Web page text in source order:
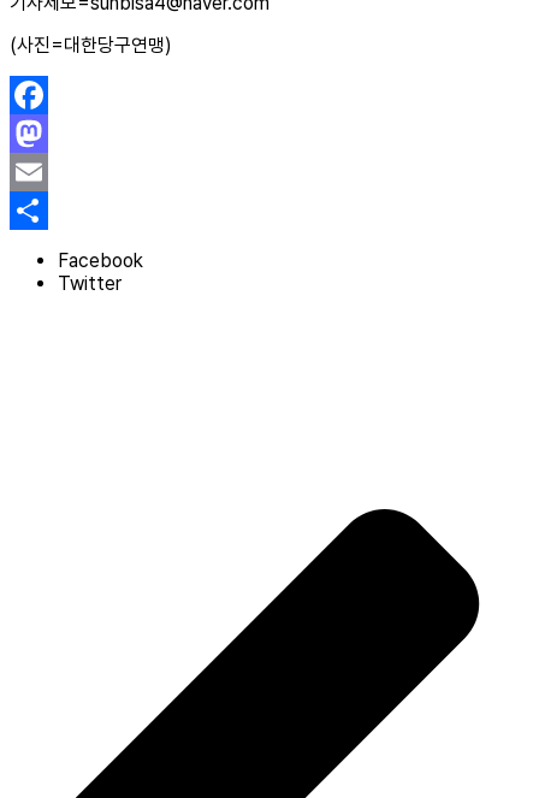
(사진=대한당구연맹)
Facebook
Mastodon
Email
Share
Facebook
Twitter